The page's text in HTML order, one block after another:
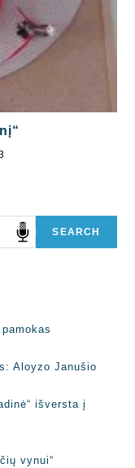
SEARCH
Aloyzo Janušio
išversta į
vynui“